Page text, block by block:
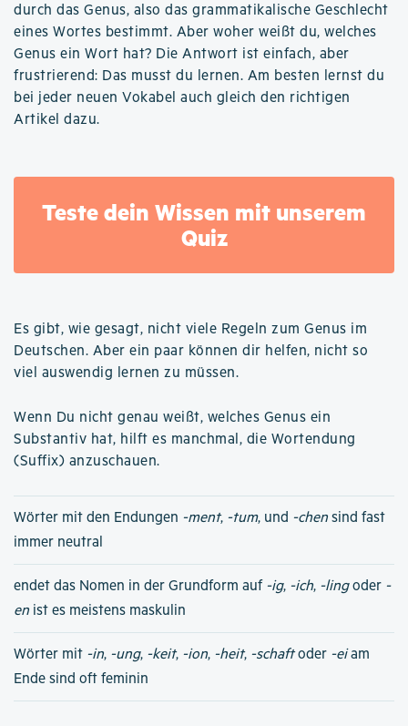
durch das Genus, also das grammatikalische Geschlecht
eines Wortes bestimmt. Aber woher weißt du, welches
Genus ein Wort hat? Die Antwort ist einfach, aber
frustrierend: Das musst du lernen. Am besten lernst du
bei jeder neuen Vokabel auch gleich den richtigen
Artikel dazu.
Teste dein Wissen mit unserem
Quiz
Es gibt, wie gesagt, nicht viele Regeln zum Genus im
Deutschen. Aber ein paar können dir helfen, nicht so
viel auswendig lernen zu müssen.
Wenn Du nicht genau weißt, welches Genus ein
Substantiv hat, hilft es manchmal, die Wortendung
(Suffix) anzuschauen.
Wörter mit den Endungen -ment, -tum, und -chen sind fast
immer neutral
endet das Nomen in der Grundform auf -ig, -ich, -lingoder -
en ist es meistens maskulin
Wörter mit -in, -ung, -keit, -ion, -heit, -schaftoder -eiam
Ende sind oft feminin